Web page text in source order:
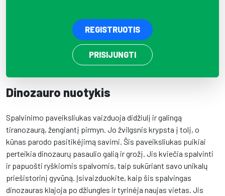
REGISTRUOTIS
PRISIJUNGTI
Dinozauro nuotykis
Spalvinimo paveiksliukas vaizduoja didžiulį ir galingą
tiranozaurą, žengiantį pirmyn. Jo žvilgsnis krypsta į tolį, o
kūnas parodo pasitikėjimą savimi. Šis paveiksliukas puikiai
perteikia dinozaurų pasaulio galią ir grožį. Jis kviečia spalvinti
ir papuošti ryškiomis spalvomis, taip sukūriant savo unikalų
priešistorinį gyvūną. Įsivaizduokite, kaip šis spalvingas
dinozauras klajoja po džiungles ir tyrinėja naujas vietas. Jis